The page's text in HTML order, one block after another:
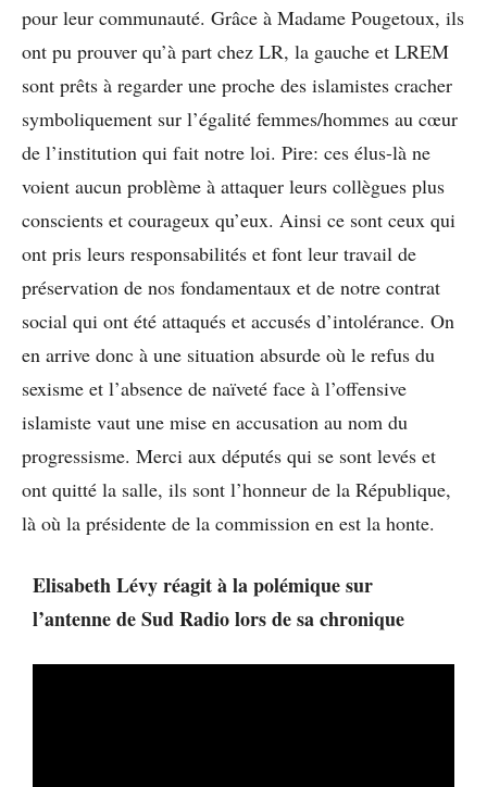
pour leur communauté. Grâce à Madame Pougetoux, ils
ont pu prouver qu’à part chez LR, la gauche et LREM
sont prêts à regarder une proche des islamistes cracher
symboliquement sur l’égalité femmes/hommes au cœur
de l’institution qui fait notre loi. Pire: ces élus-là ne
voient aucun problème à attaquer leurs collègues plus
conscients et courageux qu’eux. Ainsi ce sont ceux qui
ont pris leurs responsabilités et font leur travail de
préservation de nos fondamentaux et de notre contrat
social qui ont été attaqués et accusés d’intolérance. On
en arrive donc à une situation absurde où le refus du
sexisme et l’absence de naïveté face à l’offensive
islamiste vaut une mise en accusation au nom du
progressisme. Merci aux députés qui se sont levés et
ont quitté la salle, ils sont l’honneur de la République,
là où la présidente de la commission en est la honte.
Elisabeth Lévy réagit à la polémique sur
l’antenne de Sud Radio lors de sa chronique